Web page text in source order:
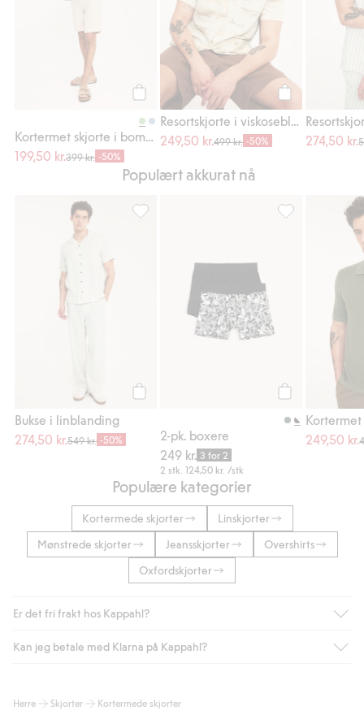
Legg til
199,50 kr.399 kr. -50%
Legg til
249,50 kr.499 kr. -50% 274,50 kr.
Populært akkurat nå
Bukse i linblanding
274,50 kr.549 kr. -50%
2-pk. boxere
249 kr. 3 for 2
2 stk.124,50 kr. /stk
2-pk. boxere,
249,50 kr.
Populære kategorier
Kortermede skjorter
Linskjorter
Mønstrede skjorter
Jeansskjorter
Overshirts
Oxfordskjorter
Er det fri frakt hos Kappahl?
Som medlem i Kappahl Club har du alltid gratis frakt til butikk,
automatisk etter at du har logget inn og er identifisert som
Kan jeg betale med Klarna på Kappahl?
og andre betalingsmåter.
Herre Skjorter Kortermede skjorter